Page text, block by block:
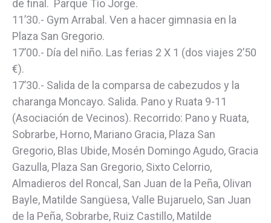
de final. Parque Tío Jorge.
11’30.- Gym Arrabal. Ven a hacer gimnasia en la
Plaza San Gregorio.
17’00.- Día del niño. Las ferias 2 X 1 (dos viajes 2’50
€).
17’30.- Salida de la comparsa de cabezudos y la
charanga Moncayo. Salida. Pano y Ruata 9-11
(Asociación de Vecinos). Recorrido: Pano y Ruata,
Sobrarbe, Horno, Mariano Gracia, Plaza San
Gregorio, Blas Ubide, Mosén Domingo Agudo, Gracia
Gazulla, Plaza San Gregorio, Sixto Celorrio,
Almadieros del Roncal, San Juan de la Peña, Olivan
Bayle, Matilde Sangüesa, Valle Bujaruelo, San Juan
de la Peña, Sobrarbe, Ruiz Castillo, Matilde